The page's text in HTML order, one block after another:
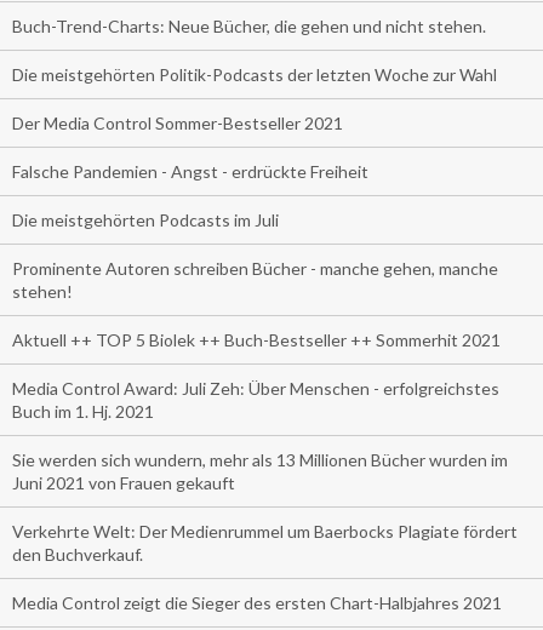
Buch-Trend-Charts: Neue Bücher, die gehen und nicht stehen.
Die meistgehörten Politik-Podcasts der letzten Woche zur Wahl
Der Media Control Sommer-Bestseller 2021
Falsche Pandemien - Angst - erdrückte Freiheit
Die meistgehörten Podcasts im Juli
Prominente Autoren schreiben Bücher - manche gehen, manche
stehen!
Aktuell ++ TOP 5 Biolek ++ Buch-Bestseller ++ Sommerhit 2021
Media Control Award: Juli Zeh: Über Menschen - erfolgreichstes
Buch im 1. Hj. 2021
Sie werden sich wundern, mehr als 13 Millionen Bücher wurden im
Juni 2021 von Frauen gekauft
Verkehrte Welt: Der Medienrummel um Baerbocks Plagiate fördert
den Buchverkauf.
Media Control zeigt die Sieger des ersten Chart-Halbjahres 2021